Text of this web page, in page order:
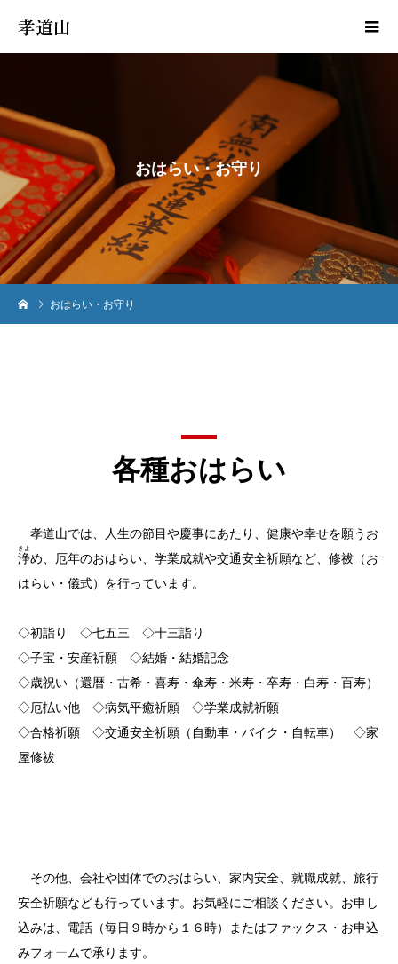
孝道山
おはらい・お守 り
おはらい・お守り
各種おはらい
孝道山では、人生の節目や慶事にあたり、健康や幸せを願うお
浄
きよ
め、厄年のおはらい、学業成就や交通安全祈願など、修祓（お
はらい・儀式）を行っています。
◇初詣り ◇七五三 ◇十三詣り
◇子宝・安産祈願 ◇結婚・結婚記念
◇歳祝い（還暦・古希・喜寿・傘寿・米寿・卒寿・白寿・百寿）
◇厄払い他 ◇病気平癒祈願 ◇学業成就祈願
◇合格祈願 ◇交通安全祈願（自動車・バイク・自転車） ◇家
屋修祓
その他、会社や団体でのおはらい、家内安全、就職成就、旅行
安全祈願なども行っています。お気軽にご相談ください。お申し
込みは、電話（毎日９時から１６時）またはファックス・お申込
みフォームで承ります。